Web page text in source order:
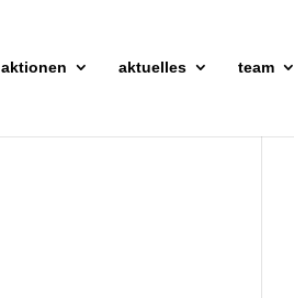
aktionen aktuelles team